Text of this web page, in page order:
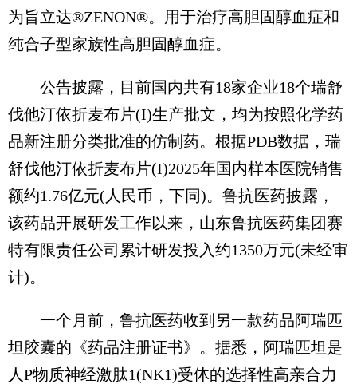
为旨立达®ZENON®。用于治疗高胆固醇血症和
纯合子型家族性高胆固醇血症。
公告披露，目前国内共有18家企业18个瑞舒
伐他汀依折麦布片(I)生产批文，均为按照化学药
品新注册分类批准的仿制药。根据PDB数据，瑞
舒伐他汀依折麦布片(I)2025年国内样本医院销售
额约1.76亿元(人民币，下同)。鲁抗医药披露，
该药品开展研发工作以来，山东鲁抗医药集团赛
特有限责任公司累计研发投入约1350万元(未经审
计)。
一个月前，鲁抗医药收到另一款药品阿瑞匹
坦胶囊的《药品注册证书》。据悉，阿瑞匹坦是
人P物质神经激肽1(NK1)受体的选择性高亲合力